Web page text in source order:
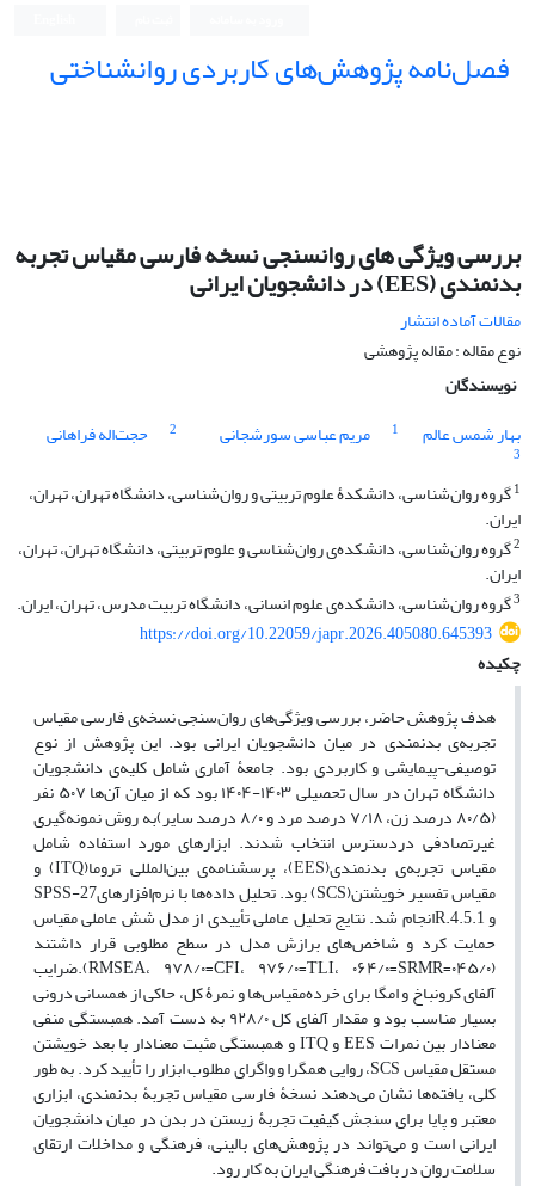
فصل‌نامه پژوهش‌های کاربردی روانشناختی
بررسی ویژگی های روانسنجی نسخه فارسی مقیاس تجربه
بدنمندی (EES) در دانشجویان ایرانی
مقالات آماده انتشار
نوع مقاله : مقاله پژوهشی
نویسندگان
بهار شمس عالم
1 مریم عباسی سورشجانی 2 حجت‌اله فراهانی
3
1گروه روان‌شناسی، دانشکدۀ علوم تربیتی و روان‌شناسی، دانشگاه تهران، تهران،
ایران.
2گروه روان‌شناسی، دانشکده‌ی روان‌شناسی و علوم تربیتی، دانشگاه تهران، تهران،
ایران.
3گروه روان‌شناسی، دانشکده‌ی علوم انسانی، دانشگاه تربیت مدرس، تهران،‌ ایران.
https://doi.org/10.22059/japr.2026.405080.645393
چکیده
هدف پژوهش حاضر، بررسی ویژگی‌های روان‌سنجی نسخه‌ی فارسی مقیاس
تجربه‌ی بدنمندی در میان دانشجویان ایرانی بود. این پژوهش از نوع
توصیفی-پیمایشی و کاربردی بود. جامعۀ آماری شامل کلیه‌ی دانشجویان
دانشگاه تهران در سال تحصیلی ۱۴۰۳-۱۴۰۴ بود که از میان آن‌ها ۵۰۷ نفر
(۸۰/۵ درصد زن، ۷/۱۸ درصد مرد و ۸/۰ درصد سایر)به روش نمونه‌گیری
غیرتصادفی دردسترس انتخاب شدند. ابزارهای مورد استفاده شامل
مقیاس تجربه‌ی بدنمندی(EES)، پرسشنامه‌ی بین‌المللی تروما(ITQ) و
مقیاس تفسیر خویشتن(SCS) بود. تحلیل داده‌ها با نرم‌افزارهایSPSS-27
و R.4.5.1انجام شد. نتایج تحلیل عاملی تأییدی از مدل شش عاملی مقیاس
حمایت کرد و شاخص‌های برازش مدل در سطح مطلوبی قرار داشتند
(۰۴۵/۰=RMSEA، ۹۷۸/۰=CFI، ۹۷۶/۰=TLI، ۰۶۴/۰=SRMR).ضرایب
آلفای کرونباخ و امگا برای خرده‌مقیاس‌ها و نمرۀ کل، حاکی از همسانی درونی
بسیار مناسب بود و مقدار آلفای کل ۹۲۸/۰ به دست آمد. همبستگی منفی
معنادار بین نمرات EES و ITQ و همبستگی مثبت معنادار با بعد خویشتن
مستقل مقیاس SCS، روایی همگرا و واگرای مطلوب ابزار را تأیید کرد. به طور
کلی، یافته‌ها نشان می‌دهند نسخۀ فارسی مقیاس تجربۀ بدنمندی، ابزاری
معتبر و پایا برای سنجش کیفیت تجربۀ زیستن در بدن در میان دانشجویان
ایرانی است و می‌تواند در پژوهش‌های بالینی، فرهنگی و مداخلات ارتقای
سلامت روان در بافت فرهنگی ایران به کار رود.